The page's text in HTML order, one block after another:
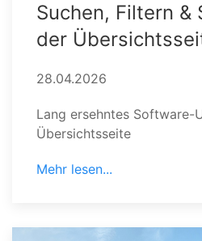
Suchen, Filtern &
der
28.04.2026
Lang ersehntes Software-
Übersichtsseite
Mehr lesen...